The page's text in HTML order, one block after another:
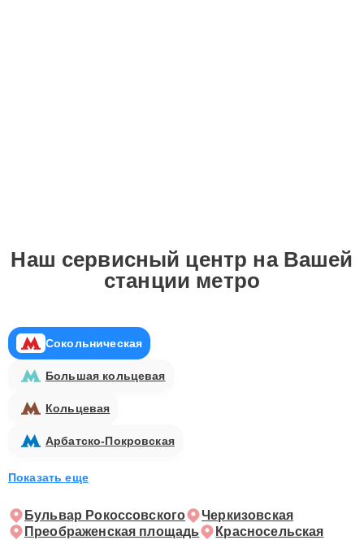
Наш сервисный центр на Вашей
станции метро
Сокольническая
Большая кольцевая
Кольцевая
Арбатско-Покровская
Показать еще
Бульвар Рокоссовского
Черкизовская
Преображенская площадь
Красносельская